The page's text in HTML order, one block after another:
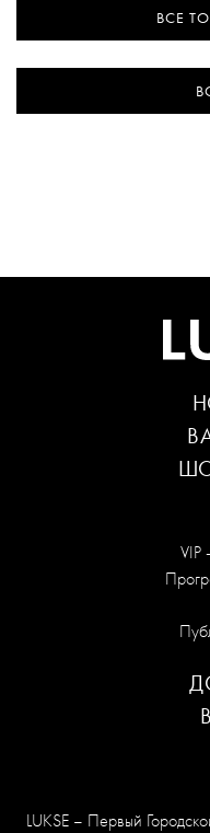
ВСЕ
LUKSE – Первый
VIP